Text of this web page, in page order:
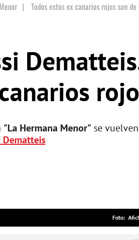
| Todos estos ex canarios rojos son
"La Hermana Menor" se
Dematteis